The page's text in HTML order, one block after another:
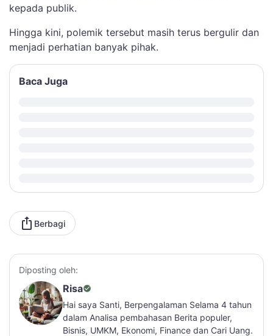
kepada publik.
Hingga kini, polemik tersebut masih terus bergulir dan
menjadi perhatian banyak pihak.
Baca Juga
Berbagi
Diposting oleh:
Risa
Hai saya Santi, Berpengalaman Selama 4 tahun
dalam Analisa pembahasan Berita populer,
Bisnis, UMKM, Ekonomi, Finance dan Cari Uang.